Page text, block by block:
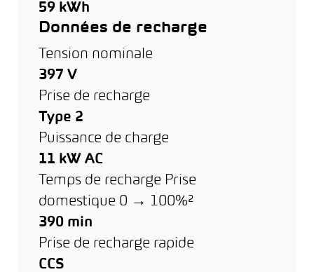
59 kWh
Données de recharge
Tension nominale
397 V
Prise de recharge
Type 2
Puissance de charge
11 kW AC
Temps de recharge Prise
domestique 0 → 100%²
390 min
Prise de recharge rapide
CCS